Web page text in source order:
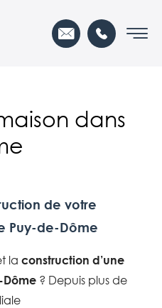
dans
de votre
Puy-de-Dôme
la construction d’une
Dôme ? Depuis plus de